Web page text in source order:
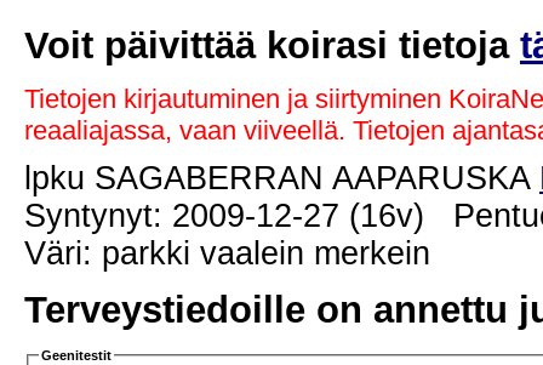
Voit päivittää koirasi tietoja
Tietojen kirjautuminen ja siirtyminen
reaaliajassa, vaan viiveellä. Tietojen
lpku SAGABERRAN AAPARUSKA
Syntynyt: 2009-12-27 (16v)
Väri: parkki vaalein merkein
Terveystiedoille on annettu
Geenitestit